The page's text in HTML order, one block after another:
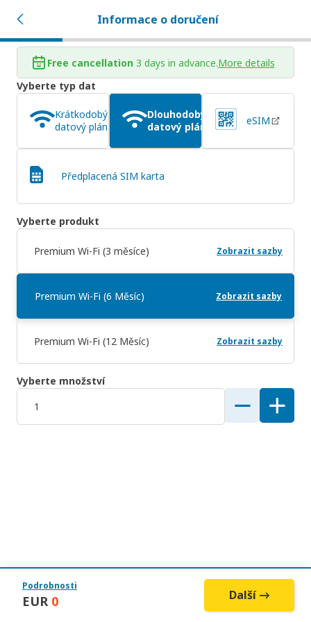
Informace o doručení
Free cancellation 3 days in advance.More details
Vyberte typ dat
Krátkodobý
datový plán
Dlouhodobý
datový plán
eSIM
Předplacená SIM karta
Vyberte produkt
Premium Wi-Fi (3 měsíce) Zobrazit sazby
Premium Wi-Fi (6 Měsíc) Zobrazit sazby
Premium Wi-Fi (12 Měsíc) Zobrazit sazby
Vyberte množství
Podrobnosti
EUR 0 Další →